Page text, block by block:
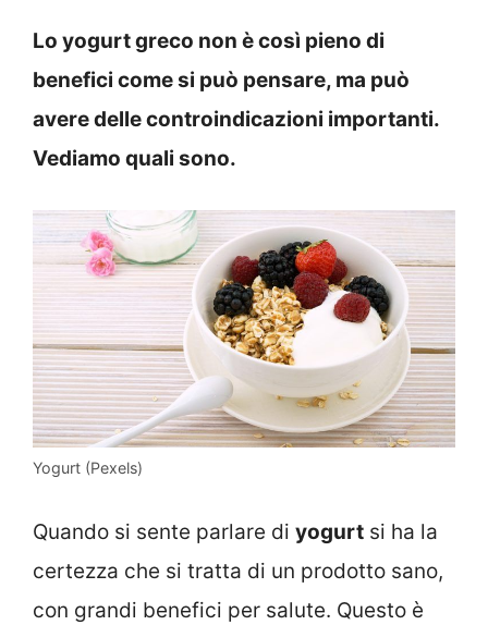
Lo yogurt greco non è così pieno di
benefici come si può pensare, ma può
avere delle controindicazioni importanti.
Vediamo quali sono.
Yogurt (Pexels)
Quando si sente parlare di yogurt si ha la
certezza che si tratta di un prodotto sano,
con grandi benefici per salute. Questo è